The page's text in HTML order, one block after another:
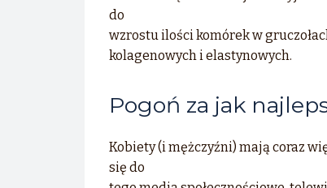
do
wzrostu ilości komórek w
kolagenowych i elastynowych.
Pogoń za jak
Kobiety (i mężczyźni) mają coraz
się do